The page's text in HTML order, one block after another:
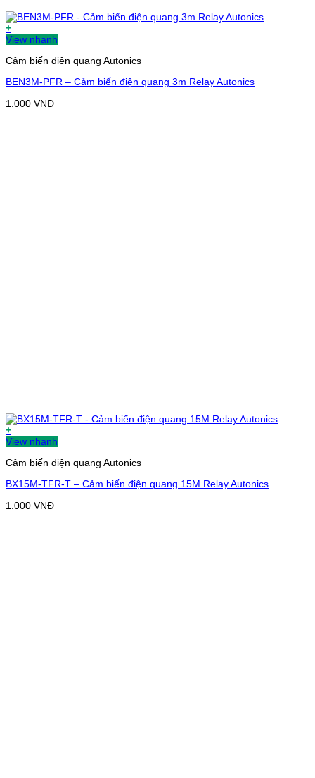
+
View nhanh
Cảm biến điện quang Autonics
BEN3M-PFR – Cảm biến điện quang 3m Relay Autonics
1.000 VNĐ
+
View nhanh
Cảm biến điện quang Autonics
BX15M-TFR-T – Cảm biến điện quang 15M Relay Autonics
1.000 VNĐ